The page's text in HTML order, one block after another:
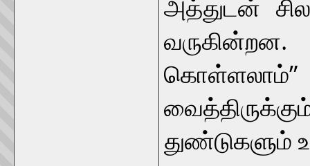
கொள்ளலாம்”
துண்டுகளும்